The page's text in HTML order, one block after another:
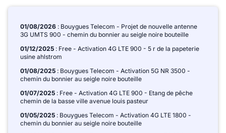
01/08/2026 : Bouygues Telecom - Projet de nouvelle antenne
3G UMTS 900 - chemin du bonnier au seigle noire bouteille
01/12/2025 : Free - Activation 4G LTE 900 - 5 r de la papeterie
usine ahlstrom
01/08/2025 : Bouygues Telecom - Activation 5G NR 3500 -
chemin du bonnier au seigle noire bouteille
01/07/2025 : Free - Activation 4G LTE 900 - Etang de pêche
chemin de la basse ville avenue louis pasteur
01/05/2025 : Bouygues Telecom - Activation 4G LTE 1800 -
chemin du bonnier au seigle noire bouteille